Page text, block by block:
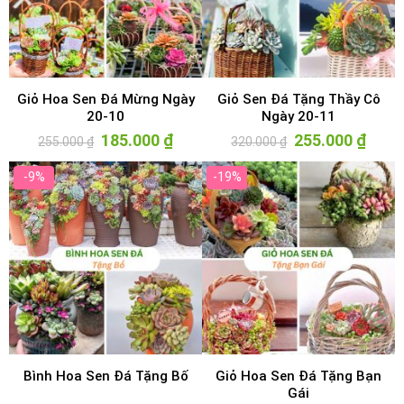
Giỏ Hoa Sen Đá Mừng Ngày
20-10
255.000₫ Giá
gốc
là:
255.000 ₫.
185.000 ₫Giá
hiện
tại
là:
185.000 ₫.
Giỏ Sen Đá Tặng Thầy Cô
Ngày 20-11
320.000₫ Giá
gốc
là:
320.000 ₫.
255.000 ₫Giá
hiện
tại
là:
-9%
Bình Hoa Sen Đá Tặng Bố
-19%
Giỏ Hoa Sen Đá Tặng Bạn
Gái